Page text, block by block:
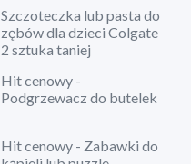
Szczoteczka lub pasta do
zębów dla dzieci Colgate
2 sztuka taniej
Hit cenowy -
Podgrzewacz do butelek
Hit cenowy - Zabawki do